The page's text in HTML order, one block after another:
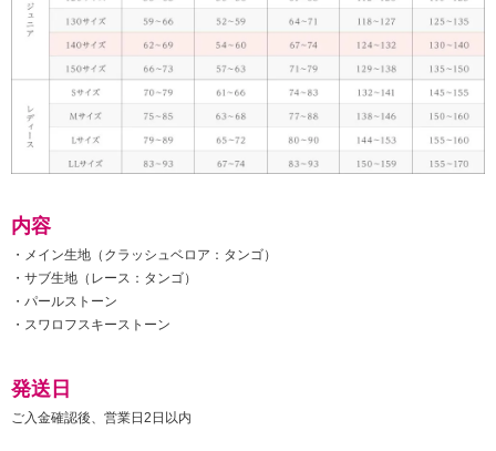
内容
・メイン生地（クラッシュベロア：タンゴ）
・サブ生地（レース：タンゴ）
・パールストーン
・スワロフスキーストーン
発送日
ご入金確認後、営業日2日以内